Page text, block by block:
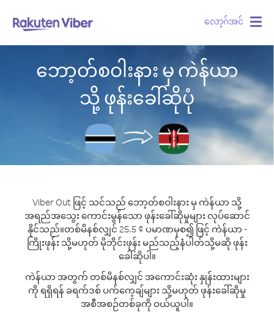
လော့ဂ်အင်
ဘော့တ်စဝါးနား မှ ကဲန်ယာ
သို့ ဖုန်းခေါ်ဆိုပုံ
Viber Out ဖြင့် သင်သည် ဘော့တ်စဝါးနား မှ ကဲန်ယာ သို့
အရည်အသွေး ကောင်းမွန်သော ဖုန်းခေါ်ဆိုမှုများ လုပ်ဆောင်
နိုင်သည်။တစ်မိနစ်လျှင် 25.5 ¢ ပမာဏမှစ၍ ဖြင့် ကဲန်ယာ -
ကြိုးဖုန်း သို့မဟုတ် မိုဘိုင်းဖုန်း မည်သည့်နံပါတ်သို့မဆို ဖုန်း
ခေါ်ဆိုပါ။
ကဲန်ယာ အတွက် တစ်မိနစ်လျှင် အကောင်းဆုံး နှုန်းထားများ
ကို ရရှိရန် ခရက်ဒစ် ပက်ကေ့ချ်များ သို့မဟုတ် ဖုန်းခေါ်ဆိုမှု
အစီအစဉ်တစ်ခုကို ဝယ်ယူပါ။